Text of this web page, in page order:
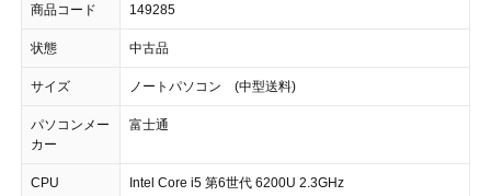
商品コード 149285
状態 中古品
サイズ ノートパソコン (中型送料)
パソコンメー
カー
富士通
CPU Intel Core i5 第6世代 6200U 2.3GHz